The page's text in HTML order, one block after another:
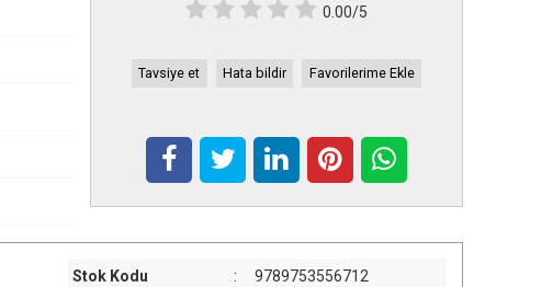
0.00/5
Tavsiye et Hata bildir Favorilerime Ekle
Stok Kodu : 9789753556712